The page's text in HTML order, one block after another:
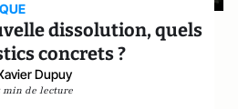
dissolution, quels
concrets ?
Dupuy
min de lecture